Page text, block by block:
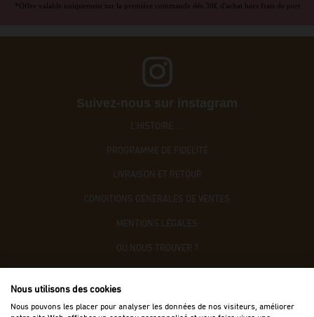
*Offre valable uniquement sur la première commande dès 30€ d'achat hors frais de port
Suivez-nous sur instagram
L'HISTOIRE ....
PROGRAMME DE FIDÉLITÉ
LIVRAISON ET RETOUR
CONDITIONS GÉNÉRALES DE VENTES
MENTIONS LÉGALES
OÙ NOUS TROUVER ?
Nous utilisons des cookies
Nous pouvons les placer pour analyser les données de nos visiteurs, améliorer